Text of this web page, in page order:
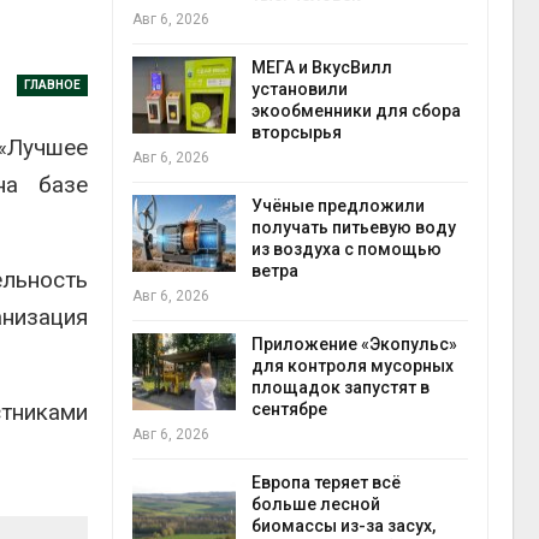
ГЛАВНОЕ
базе
энергию и
городам
Авг 6, 2026
МЕГА и ВкусВилл
установили
экообменники для сбора
вторсырья
Авг 6, 2026
Учёные предложили
получать питьевую воду
из воздуха с помощью
ветра
Авг 6, 2026
Приложение «Экопульс»
для контроля мусорных
площадок запустят в
сентябре
Авг 6, 2026
Европа теряет всё
больше лесной
биомассы из-за засух,